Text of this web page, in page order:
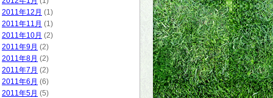
2011年12月 (1)
2011年11月 (1)
2011年10月 (2)
2011年9月 (2)
2011年8月 (2)
2011年7月 (2)
2011年6月 (6)
2011年5月 (5)